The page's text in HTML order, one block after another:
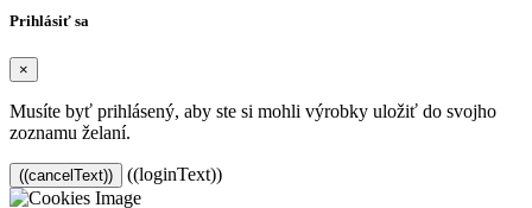
Prihlásiť sa
×
Musíte byť prihlásený, aby ste si mohli výrobky uložiť do svojho
zoznamu želaní.
((cancelText)) ((loginText))